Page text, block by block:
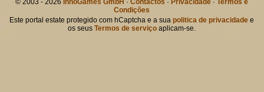
© 2003 - 2026 InnoGames GmbH ·Contactos · Privacidade ·Termos e
Condições
Este portal estate protegido com hCaptcha e a suapolitica de privacidade e
os seusTermos de serviço aplicam-se.